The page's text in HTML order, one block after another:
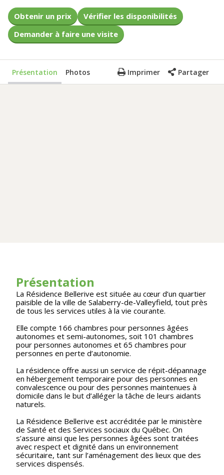
Obtenir un prix
Vérifier les disponibilités
Demander à faire une visite
Présentation Photos Imprimer Partager
Présentation
La Résidence Bellerive est située au cœur d’un quartier
paisible de la ville de Salaberry-de-Valleyfield, tout près
de tous les services utiles à la vie courante.
Elle compte 166 chambres pour personnes âgées
autonomes et semi-autonomes, soit 101 chambres
pour personnes autonomes et 65 chambres pour
personnes en perte d’autonomie.
La résidence offre aussi un service de répit-dépannage
en hébergement temporaire pour des personnes en
convalescence ou pour des personnes maintenues à
domicile dans le but d’alléger la tâche de leurs aidants
naturels.
La Résidence Bellerive est accréditée par le ministère
de Santé et des Services sociaux du Québec. On
s’assure ainsi que les personnes âgées sont traitées
avec respect et dignité dans un environnement
sécuritaire, tant sur l’aménagement des lieux que des
services dispensés.